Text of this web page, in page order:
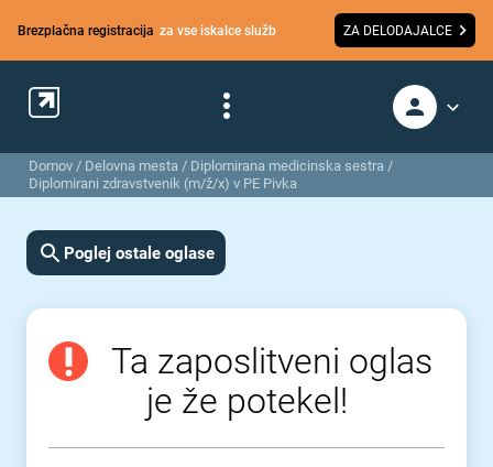
Brezplačna registracija za vse iskalce služb ZA DELODAJALCE
Domov / Delovna mesta / Diplomirana medicinska sestra /
Diplomirani zdravstvenik (m/ž/x) v PE Pivka
Poglej ostale oglase
Ta zaposlitveni oglas
je že potekel!